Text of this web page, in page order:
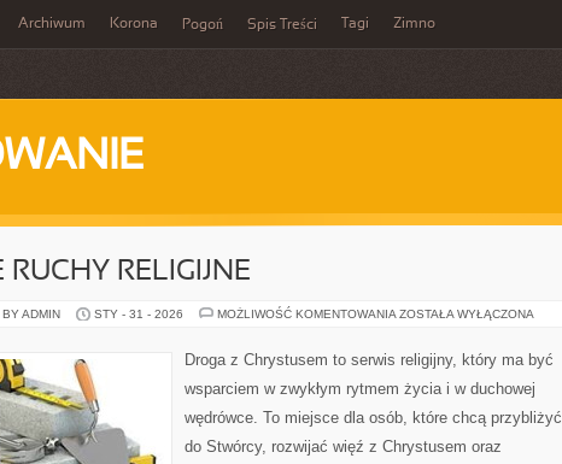
Archiwum Korona Pogoń Spis Treści Tagi Zimno
RUCHY RELIGIJNE
ADMIN STY - 31 - 2026 MOŻLIWOŚĆ KOMENTOWANIA NOWE
ZOSTAŁA WYŁĄCZONA
Droga z Chrystusem to serwis religijny, który ma być
wsparciem w zwykłym rytmem życia i w duchowej
wędrówce. To miejsce dla osób, które chcą przybliżyć
do Stwórcy, rozwijać więź z Chrystusem oraz